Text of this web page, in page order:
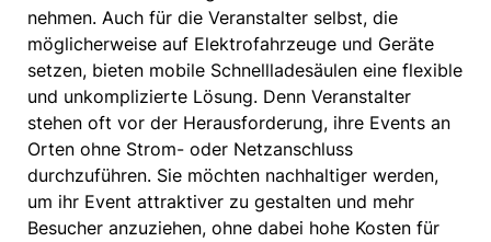
nehmen. Auch für die Veranstalter selbst, die
möglicherweise auf Elektrofahrzeuge und Geräte
setzen, bieten mobile Schnellladesäulen eine flexible
und unkomplizierte Lösung. Denn Veranstalter
stehen oft vor der Herausforderung, ihre Events an
Orten ohne Strom- oder Netzanschluss
durchzuführen. Sie möchten nachhaltiger werden,
um ihr Event attraktiver zu gestalten und mehr
Besucher anzuziehen, ohne dabei hohe Kosten für